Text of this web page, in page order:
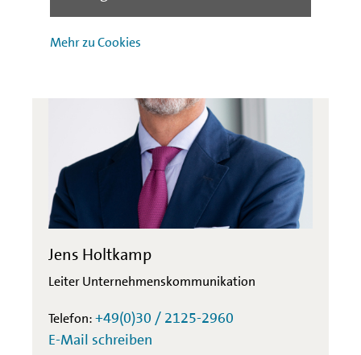
Mehr zu Cookies
Jens Holtkamp
Leiter Unternehmenskommunikation
Telefon:+49(0)30 / 2125-2960
E-Mail schreiben